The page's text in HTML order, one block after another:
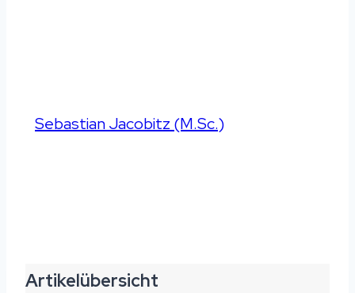
Sebastian Jacobitz (M.Sc.)
Artikelübersicht